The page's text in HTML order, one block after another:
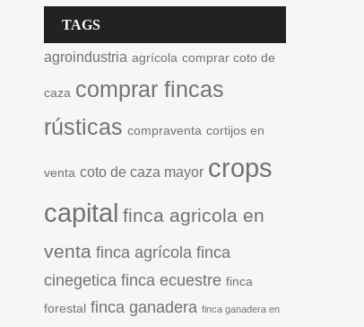
TAGS
agroindustria agrícola comprar coto de
caza comprar fincas
rústicas compraventa cortijos en
venta coto de caza mayor crops
capital finca agricola en
venta finca agrícola finca
cinegetica finca ecuestre finca
forestal finca ganadera finca ganadera en